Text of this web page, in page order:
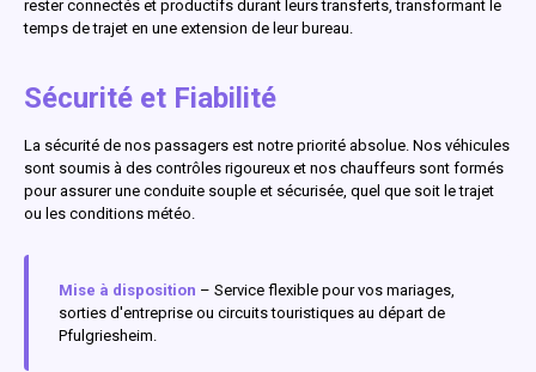
rester connectés et productifs durant leurs transferts, transformant le
temps de trajet en une extension de leur bureau.
Sécurité et Fiabilité
La sécurité de nos passagers est notre priorité absolue. Nos véhicules
sont soumis à des contrôles rigoureux et nos chauffeurs sont formés
pour assurer une conduite souple et sécurisée, quel que soit le trajet
ou les conditions météo.
Mise à disposition – Service flexible pour vos mariages,
sorties d'entreprise ou circuits touristiques au départ de
Pfulgriesheim.